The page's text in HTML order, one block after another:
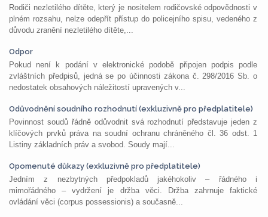
Rodiči nezletilého dítěte, který je nositelem rodičovské odpovědnosti v
plném rozsahu, nelze odepřít přístup do policejního spisu, vedeného z
důvodu zranění nezletilého dítěte,...
Odpor
Pokud není k podání v elektronické podobě připojen podpis podle
zvláštních předpisů, jedná se po účinnosti zákona č. 298/2016 Sb. o
nedostatek obsahových náležitostí upravených v...
Odůvodnění soudního rozhodnutí (exkluzivně pro předplatitele)
Povinnost soudů řádně odůvodnit svá rozhodnutí představuje jeden z
klíčových prvků práva na soudní ochranu chráněného čl. 36 odst. 1
Listiny základních práv a svobod. Soudy mají...
Opomenuté důkazy (exkluzivně pro předplatitele)
Jedním z nezbytných předpokladů jakéhokoliv – řádného i
mimořádného – vydržení je držba věci. Držba zahrnuje faktické
ovládání věci (corpus possessionis) a současně...